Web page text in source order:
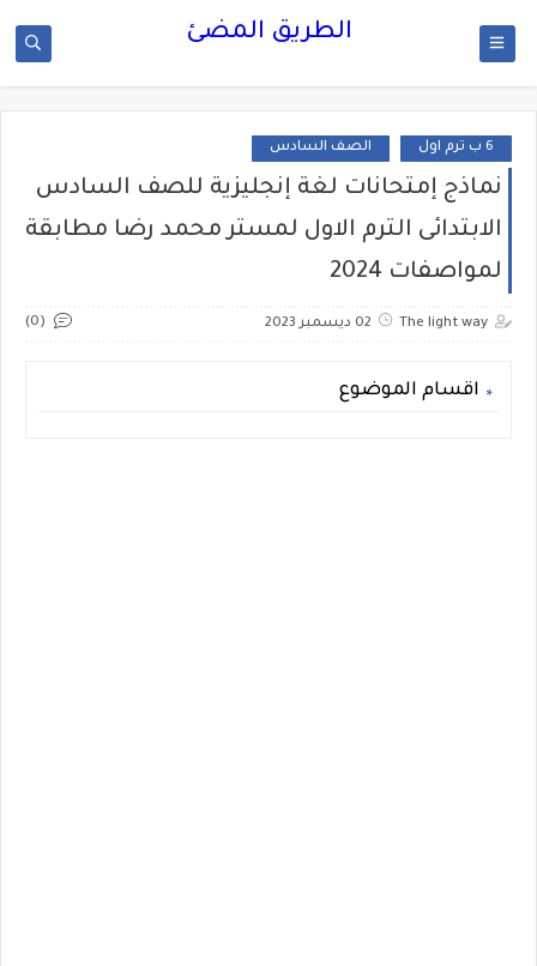
الطريق المضئ
6 ب ترم اول الصف السادس
نماذج إمتحانات لغة إنجليزية للصف السادس
الابتدائى الترم الاول لمستر محمد رضا مطابقة
لمواصفات 2024
The light way 02 ديسمبر 2023 (0)
اقسام الموضوع